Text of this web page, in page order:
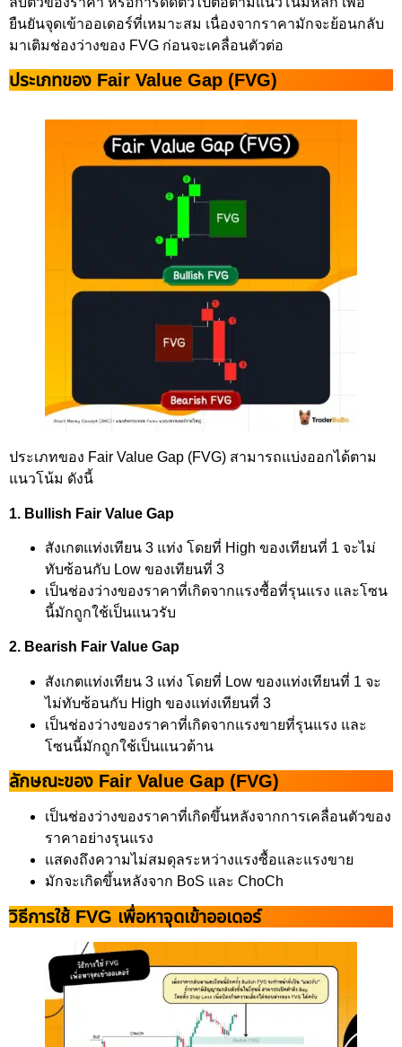
ยืนยันจุดเข้าออเดอร์ที่เหมาะสม เนื่องจากราคามักจะย้อนกลับ
มาเติมช่องว่างของ FVG ก่อนจะเคลื่อนตัวต่อ
ประเภทของ Fair Value Gap (FVG)
ประเภทของ Fair Value Gap (FVG) สามารถแบ่งออกได้ตาม
แนวโน้ม ดังนี้
1. Bullish Fair Value Gap
สังเกตแท่งเทียน 3 แท่ง โดยที่ High ของเทียนที่ 1 จะไม่
ทับซ้อนกับ Low ของเทียนที่ 3
เป็นช่องว่างของราคาที่เกิดจากแรงซื้อที่รุนแรง และโซน
นี้มักถูกใช้เป็นแนวรับ
2. Bearish Fair Value Gap
สังเกตแท่งเทียน 3 แท่ง โดยที่ Low ของแท่งเทียนที่ 1 จะ
ไม่ทับซ้อนกับ High ของแท่งเทียนที่ 3
เป็นช่องว่างของราคาที่เกิดจากแรงขายที่รุนแรง และ
โซนนี้มักถูกใช้เป็นแนวต้าน
ลักษณะของ Fair Value Gap (FVG)
เป็นช่องว่างของราคาที่เกิดขึ้นหลังจากการเคลื่อนตัวของ
ราคาอย่างรุนแรง
แสดงถึงความไม่สมดุลระหว่างแรงซื้อและแรงขาย
มักจะเกิดขึ้นหลังจาก BoS และ ChoCh
วิธีการใช้ FVG เพื่อหาจุดเข้าออเดอร์